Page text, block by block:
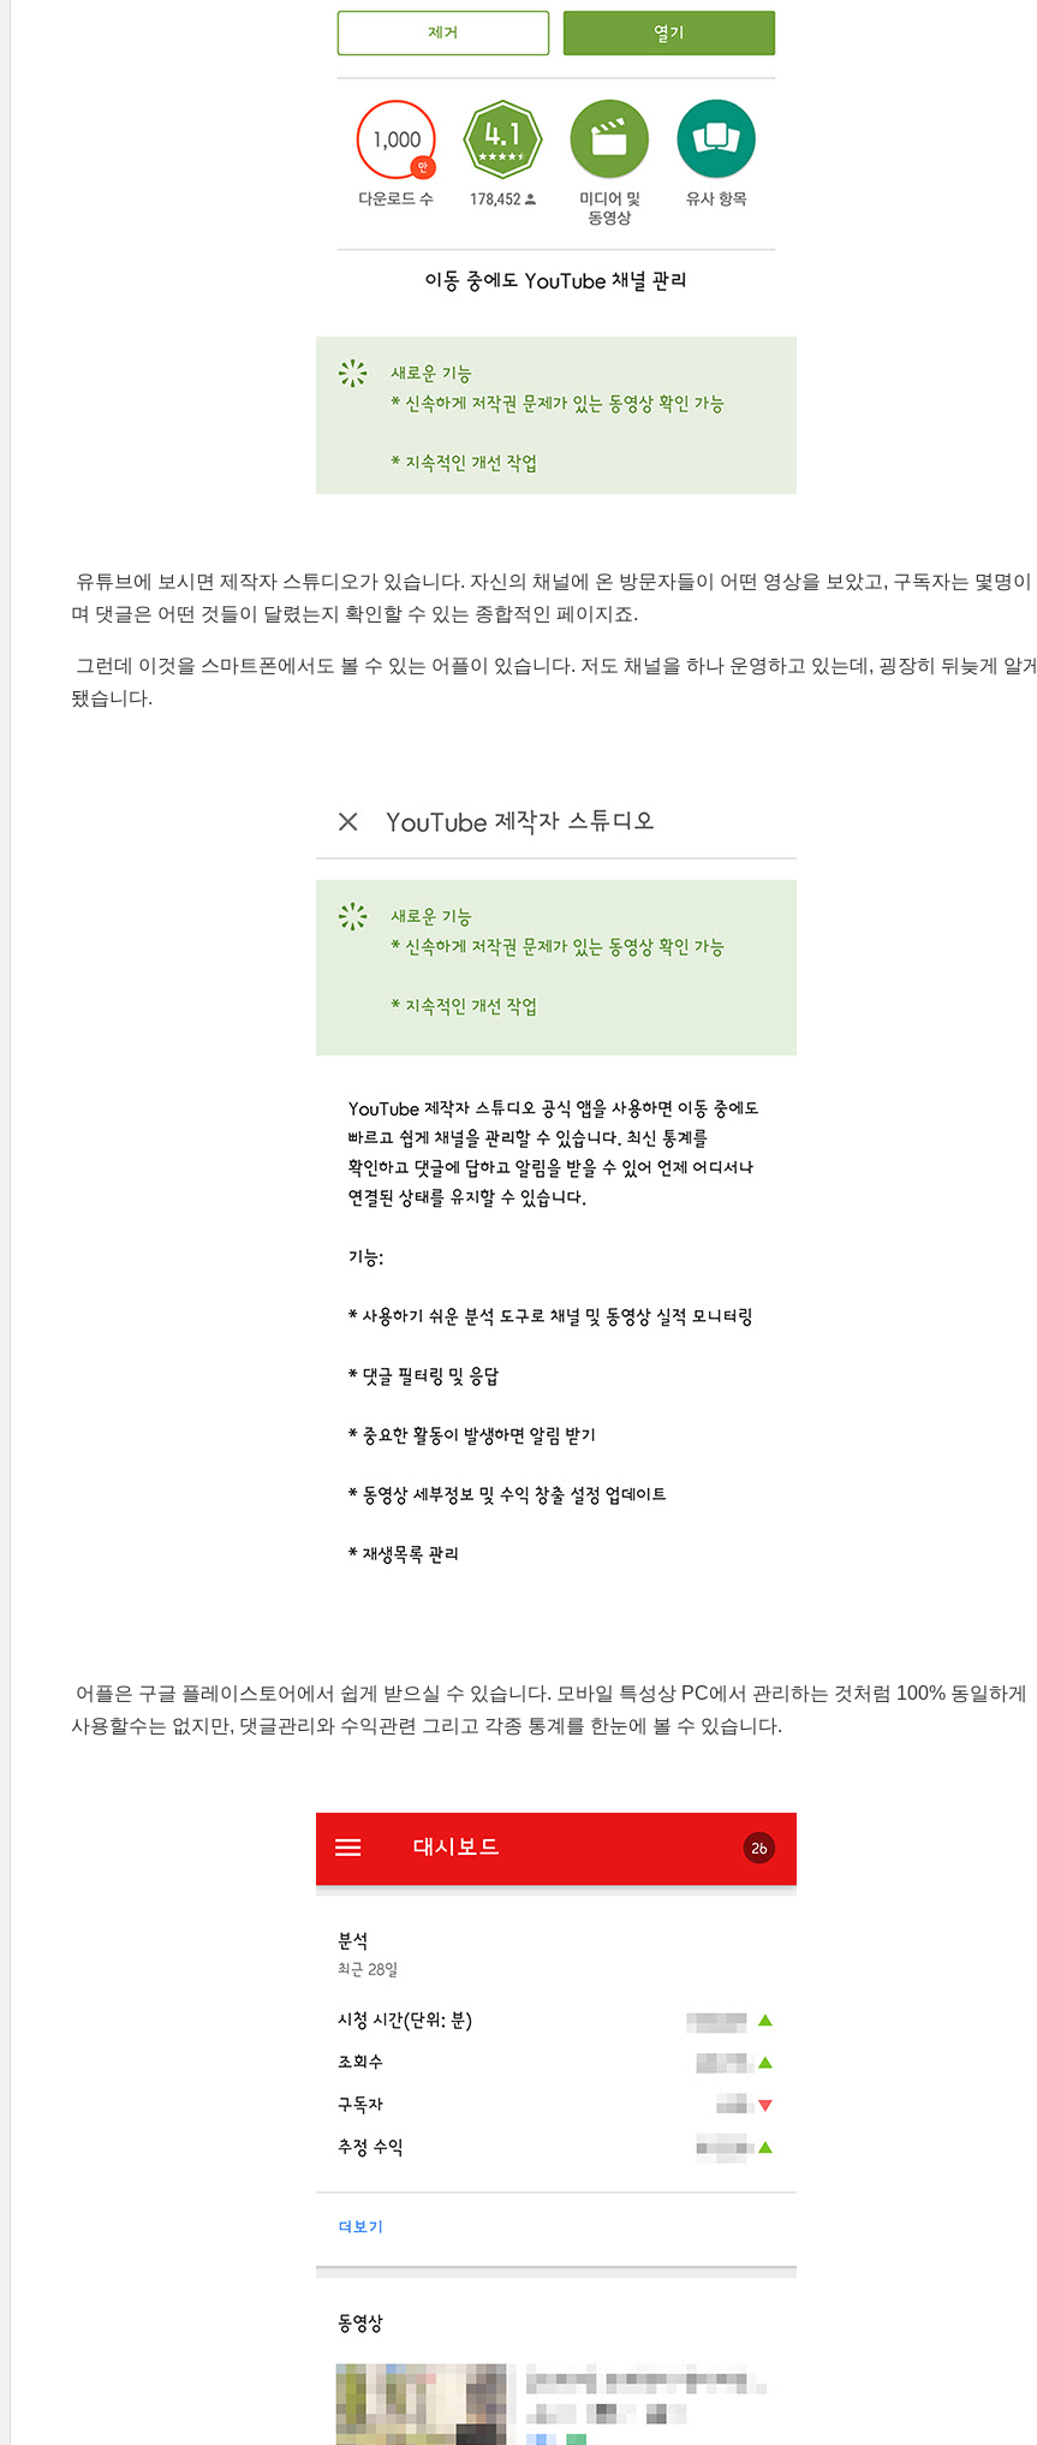
유튜브에 보시면 제작자 스튜디오가 있습니다. 자신의 채널에 온 방문자들이 어떤 영상을 보았고, 구독자는 몇명이
며 댓글은 어떤 것들이 달렸는지 확인할 수 있는 종합적인 페이지죠.
그런데 이것을 스마트폰에서도 볼 수 있는 어플이 있습니다. 저도 채널을 하나 운영하고 있는데, 굉장히 뒤늦게 알게
됐습니다.
어플은 구글 플레이스토어에서 쉽게 받으실 수 있습니다. 모바일 특성상 PC에서 관리하는 것처럼 100% 동일하게
사용할수는 없지만, 댓글관리와 수익관련 그리고 각종 통계를 한눈에 볼 수 있습니다.